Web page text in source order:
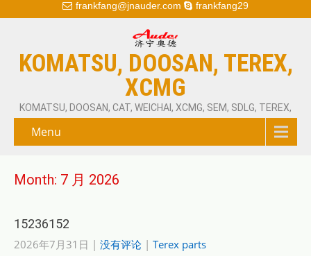
frankfang@jnauder.com frankfang29
KOMATSU, DOOSAN, TEREX,
XCMG
KOMATSU, DOOSAN, CAT, WEICHAI, XCMG, SEM, SDLG, TEREX,
Menu
Month: 7 月 2026
15236152
2026年7月31日 | 没有评论 | Terex parts